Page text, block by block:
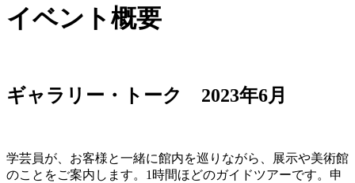
イベント概要
ギャラリー・トーク 2023年6月
学芸員が、お客様と一緒に館内を巡りながら、展示や美術館
のことをご案内します。1時間ほどのガイドツアーです。申